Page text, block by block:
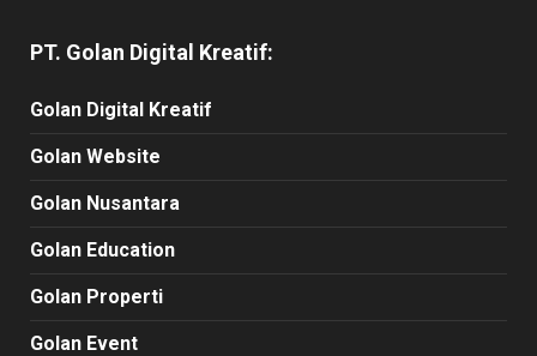
PT. Golan Digital Kreatif:
Golan Digital Kreatif
Golan Website
Golan Nusantara
Golan Education
Golan Properti
Golan Event